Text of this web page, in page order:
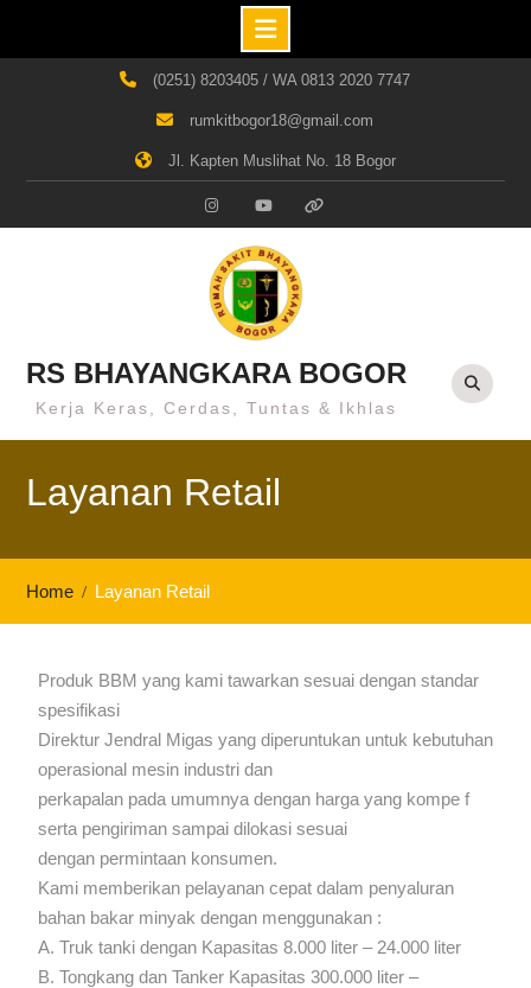
(0251) 8203405 / WA 0813 2020 7747
rumkitbogor18@gmail.com
Jl. Kapten Muslihat No. 18 Bogor
InstagramYoutube Whatsapp
RS BHAYANGKARA BOGOR
Kerja Keras, Cerdas, Tuntas & Ikhlas
Layanan Retail
Home Layanan Retail
Produk BBM yang kami tawarkan sesuai dengan standar
spesifikasi
Direktur Jendral Migas yang diperuntukan untuk kebutuhan
operasional mesin industri dan
perkapalan pada umumnya dengan harga yang kompe f
serta pengiriman sampai dilokasi sesuai
dengan permintaan konsumen.
Kami memberikan pelayanan cepat dalam penyaluran
bahan bakar minyak dengan menggunakan :
A. Truk tanki dengan Kapasitas 8.000 liter – 24.000 liter
B. Tongkang dan Tanker Kapasitas 300.000 liter –